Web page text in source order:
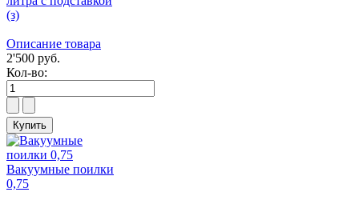
(з)
Описание товара
2'500 руб.
Кол-во:
Вакуумные поилки
0,75